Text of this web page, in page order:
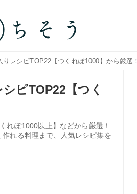
レシピTOP22【つくれぽ1000】から厳選！
ピTOP22【つく
れぽ1000以上】などから厳選！
れる料理まで、人気レシピ集を